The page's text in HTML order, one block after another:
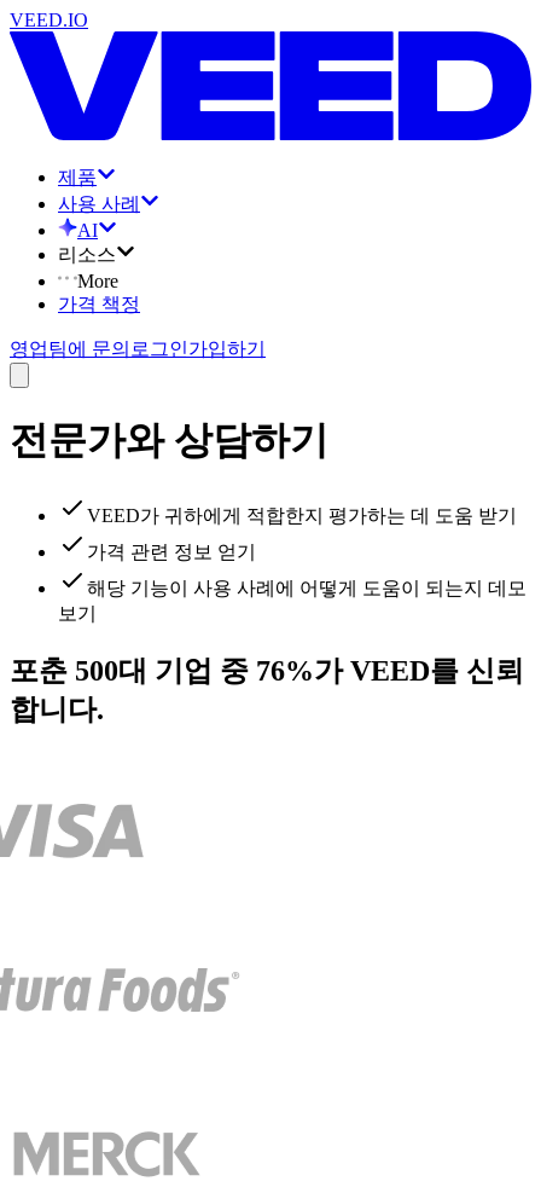
VEED.IO
제품
사용 사례
AI
리소스
More
가격 책정
영업팀에 문의 로그인가입하기
전문가와 상담하기
VEED가 귀하에게 적합한지 평가하는 데 도움 받기
가격 관련 정보 얻기
해당 기능이 사용 사례에 어떻게 도움이 되는지 데모
보기
포춘 500대 기업 중 76%가 VEED를 신뢰
합니다.